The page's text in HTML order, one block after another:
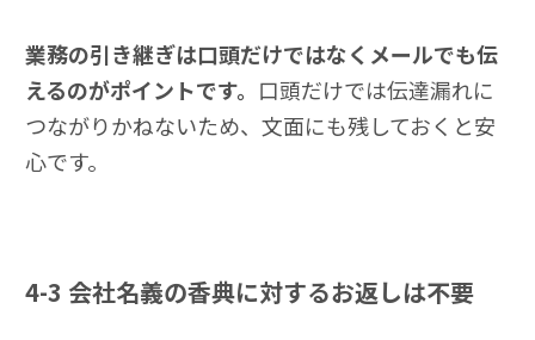
業務の引き継ぎは口頭だけではなくメールでも伝
えるのがポイントです。 口頭だけでは伝達漏れに
つながりかねないため、文面にも残しておくと安
心です。
4-3 会社名義の香典に対するお返しは不要